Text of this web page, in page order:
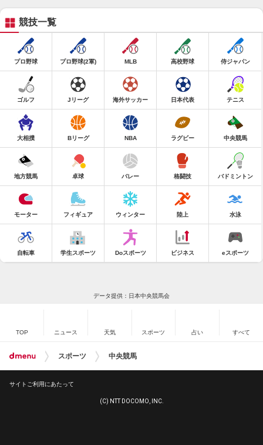
競技一覧
プロ野球 プロ野球(2軍) MLB 高校野球 侍ジャパン
ゴルフ Jリーグ 海外サッカー 日本代表 テニス
大相撲 Bリーグ NBA ラグビー 中央競馬
地方競馬 卓球 バレー 格闘技 バドミントン
モーター フィギュア ウィンター 陸上 水泳
自転車 学生スポーツ Doスポーツ ビジネス eスポーツ
データ提供：日本中央競馬会
TOP ニュース 天気 スポーツ 占い すべて
スポーツ 中央競馬
サイトご利用にあたって
(C) NTT DOCOMO, INC.